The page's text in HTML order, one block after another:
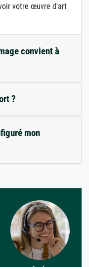
votre œuvre d'art
convient à
?
mon